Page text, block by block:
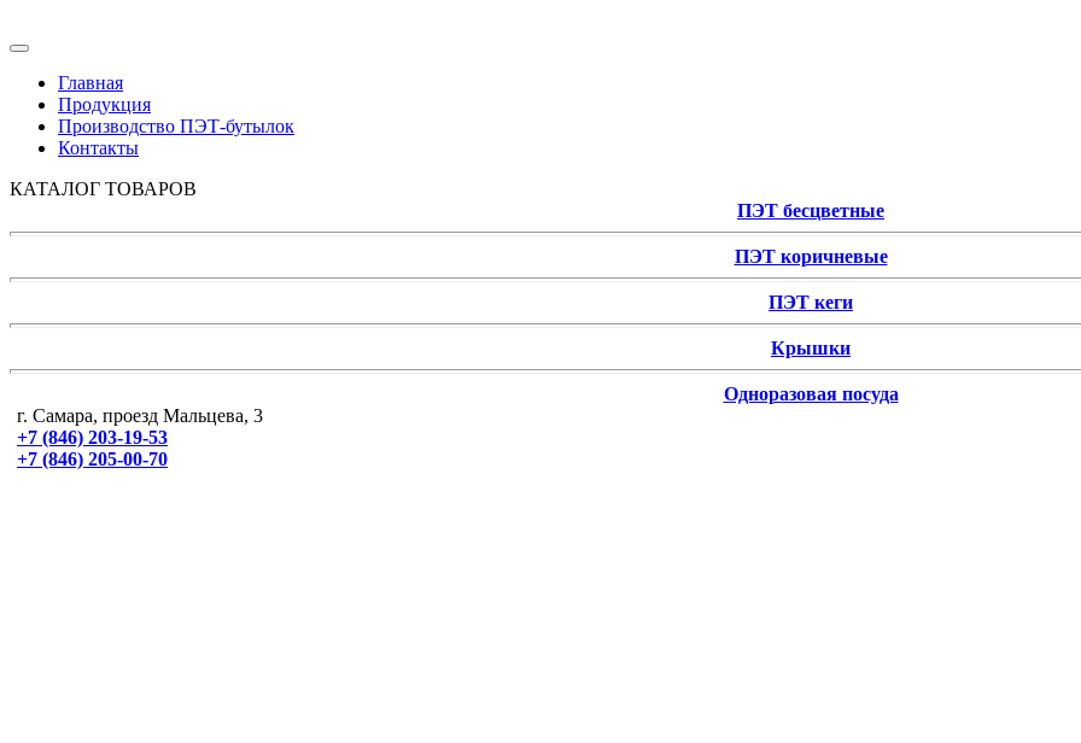
Главная
Продукция
Производство ПЭТ-бутылок
Контакты
КАТАЛОГ ТОВАРОВ
ПЭТ бесцветные
ПЭТ коричневые
ПЭТ кеги
Крышки
Одноразовая посуда
г. Самара, проезд Мальцева, 3
+7 (846) 203-19-53
+7 (846) 205-00-70